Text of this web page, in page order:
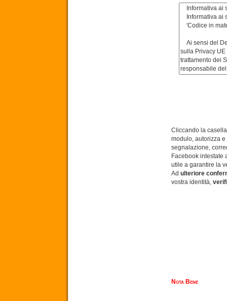
Cliccando la
modulo, autorizza e incarica Animali Persi e Ritrovati APS a editare, pubblicare, cancellare la propria
segnalazione,
Facebook intestate a codesta Associazione,
utile a
Ad ulteriore
vostra identità,
Nota Bene